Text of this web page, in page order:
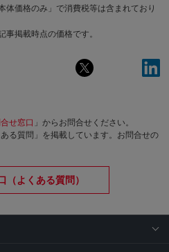
体価格のみ」で消費税等は含まれており
掲載時点の価格です。
せ窓口 」からお問合せください。
る質問」を掲載しています。お問合せの
（よくある質問）